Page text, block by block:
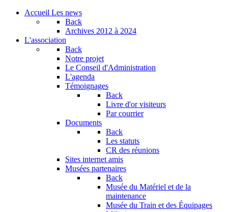
Accueil Les news
Back
Archives 2012 à 2024
L'association
Back
Notre projet
Le Conseil d'Administration
L'agenda
Témoignages
Back
Livre d'or visiteurs
Par courrier
Documents
Back
Les statuts
CR des réunions
Sites internet amis
Musées partenaires
Back
Musée du Matériel et de la
maintenance
Musée du Train et des Équipages